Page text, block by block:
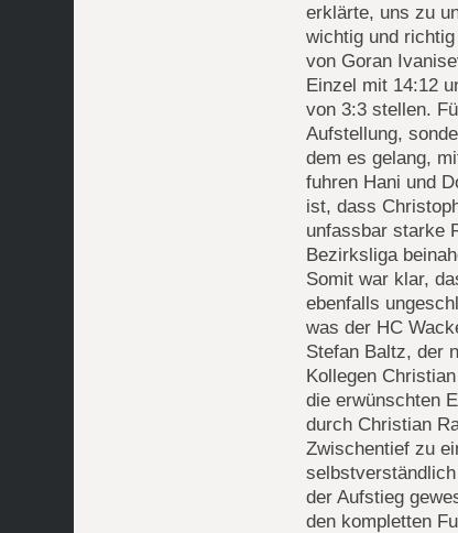
erklärte, uns zu
wichtig und
von Goran
Einzel mit 14:12
von 3:3 stellen.
Aufstellung,
dem es gelang,
fuhren Hani und
ist, dass
unfassbar starke
Bezirksliga
Somit war klar,
ebenfalls
was der HC
Stefan Baltz, der
Kollegen
die erwünschten
durch Christian
Zwischentief zu
der Aufstieg
den kompletten